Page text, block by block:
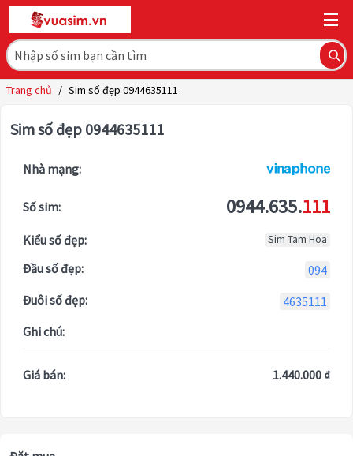
Trang chủ / Sim số đẹp 0944635111
Sim số đẹp 0944635111
Nhà mạng:
Số sim: 0944.635.111
Kiểu số đẹp: Sim Tam Hoa
Đầu số đẹp:
094
Đuôi số đẹp:
4635111
Ghi chú:
Giá bán: 1.440.000 ₫